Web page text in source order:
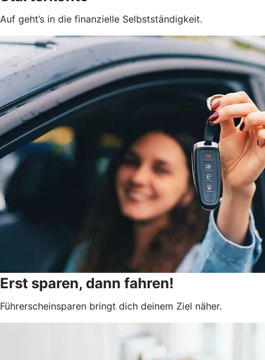
Auf geht’s in die finanzielle Selbstständigkeit.
Erst sparen, dann fahren!
Führerscheinsparen bringt dich deinem Ziel näher.